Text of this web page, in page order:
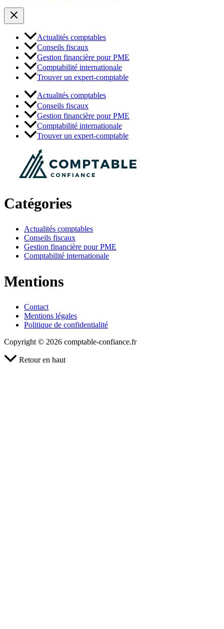
Actualités comptables
Conseils fiscaux
Gestion financière pour PME
Comptabilité internationale
Trouver un expert-comptable
Actualités comptables
Conseils fiscaux
Gestion financière pour PME
Comptabilité internationale
Trouver un expert-comptable
Catégories
Actualités comptables
Conseils fiscaux
Gestion financière pour PME
Comptabilité internationale
Mentions
Contact
Mentions légales
Politique de confidentialité
Copyright © 2026 comptable-confiance.fr
Retour en haut